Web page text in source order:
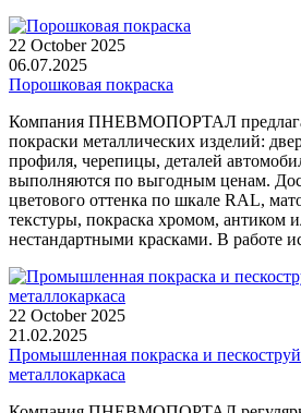
22 October 2025
06.07.2025
Порошковая покраска
Компания ПНЕВМОПОРТАЛ
покраски металлических изделий:
профиля, черепицы, деталей
выполняются по выгодным ценам.
цветового оттенка по шкале RAL,
текстуры, покраска хромом, антиком
нестандартными красками. В работе
22 October 2025
21.02.2025
Промышленная покраска и
металлокаркаса